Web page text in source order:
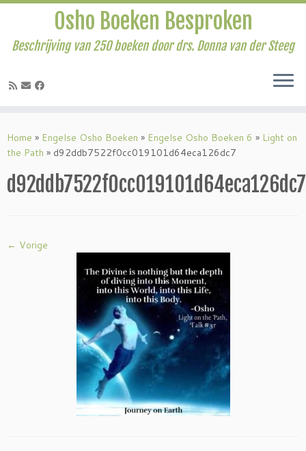
naar
inhoud
Osho Boeken Besproken
Beschrijving van 250 boeken door drs. Donna van der Steeg
Home » Engelse Osho Boeken » Engelse Osho Boeken 6 » Light on
the Path » d92ddb7522f0cc019101d64eca126dc7
d92ddb7522f0cc019101d64eca126dc7
← Vorige